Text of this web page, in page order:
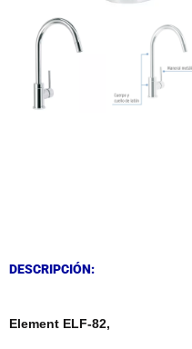
DESCRIPCIÓN:
Element ELF-82,